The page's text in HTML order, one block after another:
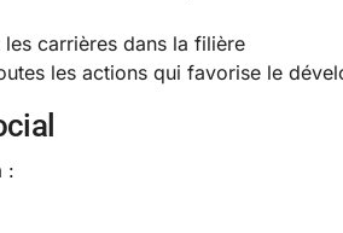
les carrières dans la filière
les actions qui favorise le
: